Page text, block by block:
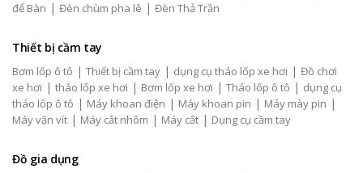
để Bàn | Đèn chùm pha lê | Đèn Thả Trần
Thiết bị cầm tay
Bơm lốp ô tô | Thiết bị cầm tay | dụng cụ tháo lốp xe hơi | Đồ chơi
xe hơi | tháo lốp xe hơi | Bơm lốp xe hơi | Tháo lốp ô tô | dụng cụ
tháo lốp ô tô | Máy khoan điện | Máy khoan pin | Máy mày pin |
Máy vặn vít | Máy cắt nhôm | Máy cắt | Dụng cụ cầm tay
Đồ gia dụng